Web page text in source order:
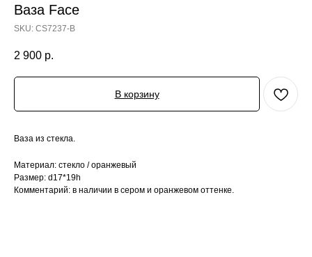
Ваза Face
SKU: CS7237-B
2 900 р.
В корзину
Ваза из стекла.
Материал: стекло / оранжевый
Размер: d17*19h
Комментарий: в наличии в сером и оранжевом оттенке.